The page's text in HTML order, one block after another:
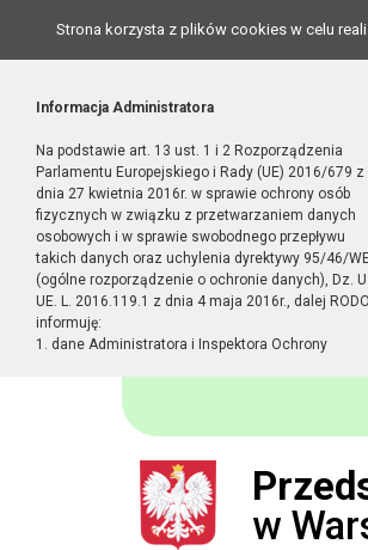
Strona korzysta z plików cookies w celu
Informacja Administratora
Na podstawie art. 13 ust. 1 i 2 Rozporządzenia
Parlamentu Europejskiego i Rady (UE) 2016/679 z
dnia 27 kwietnia 2016r. w sprawie ochrony osób
fizycznych w związku z przetwarzaniem danych
osobowych i w sprawie swobodnego przepływu
takich danych oraz uchylenia dyrektywy 95/46/
(ogólne rozporządzenie o ochronie danych), Dz. U.
UE. L. 2016.119.1 z dnia 4 maja 2016r., dalej RODO
informuję:
1. dane Administratora i Inspektora Ochrony
w